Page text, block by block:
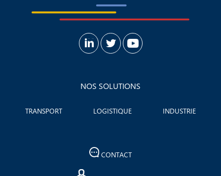
NOS SOLUTIONS
TRANSPORT LOGISTIQUE INDUSTRIE
CONTACT